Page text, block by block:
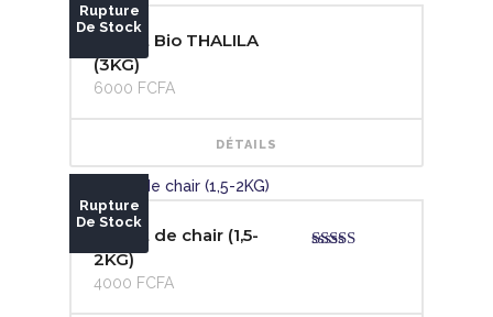
Rupture
De Stock
Poulet Bio THALILA
(3KG)
6000 FCFA
DÉTAILS
Rupture
De Stock
Poulet de chair (1,5-
2KG)
4000 FCFA